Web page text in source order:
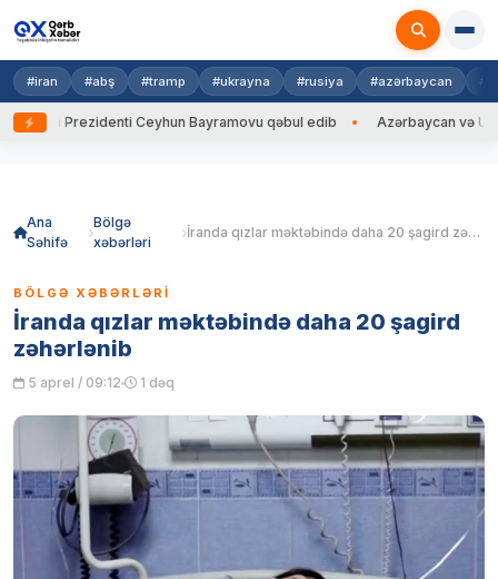
#iran #abş #tramp #ukrayna #rusiya #azərbaycan
Prezidenti Ceyhun Bayramovu qəbul edib Azərbaycan və
Ana
Səhifə
Bölgə
xəbərləri
İranda qızlar məktəbində daha 20 şagird zəhərlənib
BÖLGƏ XƏBƏRLƏRI
İranda qızlar məktəbində daha 20 şagird
zəhərlənib
5 aprel / 09:12 1 dəq